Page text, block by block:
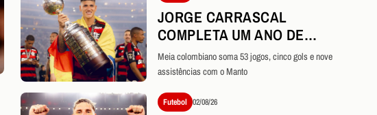
JORGE CARRASCAL
COMPLETA UM ANO DE
FLAMENGO
Meia colombiano soma 53 jogos, cinco gols e nove
assistências com o Manto
Futebol 02/08/26